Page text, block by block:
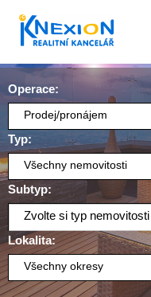
Operace:
Prodej/pronájem
Typ:
Všechny nemovitosti
Subtyp:
Zvolte si typ nemovitosti
Lokalita:
Všechny okresy